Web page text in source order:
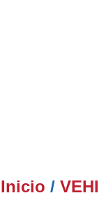
Inicio /